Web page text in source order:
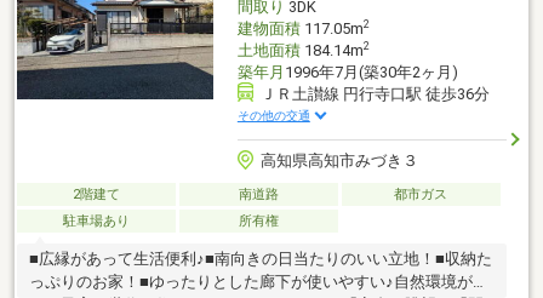
間取り 3DK
建物面積117.05m2
土地面積184.14m2
築年月 1996年7月(築30年2ヶ月)
ＪＲ土讃線 円行寺口駅 徒歩36分
その他の交通
高知県高知市みづき３
2階建て 南道路
都市ガス
駐車場あり
所有権
■広縁があって生活便利♪■南向きの日当たりのいい立地！■収納た
っぷりのお家！■ゆったりとした廊下が使いやすい♪自然環境が近